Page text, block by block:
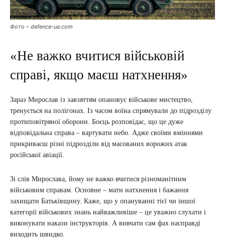
Фото – defence-ua.com
«Не важко вчитися військовій
справі, якщо маєш натхнення»
Зараз Мирослав із завзяттям опановує військове мистецтво,
тренується на полігонах. Із часом воїна спрямували до підрозділу
протиповітряної оборони. Боєць розповідає, що це дуже
відповідальна справа – вартувати небо. Адже своїми вміннями
прикриваєш різні підрозділи від масованих ворожих атак
російської авіації.
Зі слів Мирослава, йому не важко вчитися різноманітним
військовим справам. Основне – мати натхнення і бажання
захищати Батьківщину. Каже, що у опануванні тієї чи іншої
категорії військових знань найважливіше – це уважно слухати і
виконувати накази інструкторів. А вивчати сам фах насправді
виходить швидко.